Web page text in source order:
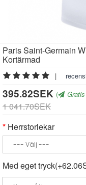
Paris Saint-Germain
Kortärmad
|
395.82SEK (
1 041.70SEK
Herrstorlekar
Med eget